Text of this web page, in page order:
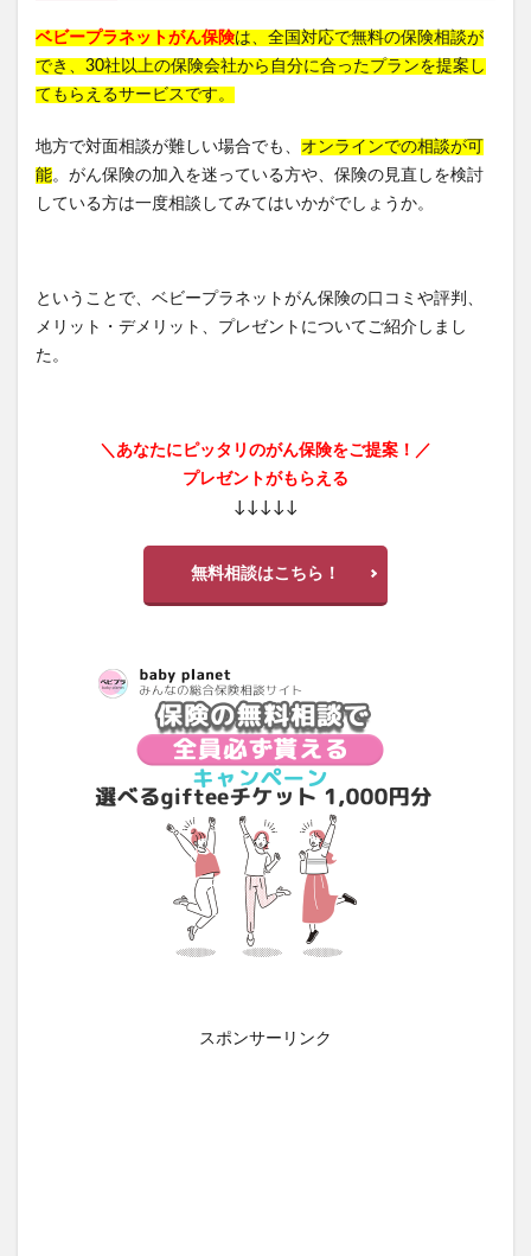
ベビープラネットがん保険は、全国対応で無料の保険相談が
でき、30社以上の保険会社から自分に合ったプランを提案し
てもらえるサービスです。
地方で対面相談が難しい場合でも、 オンラインでの相談が可
能。がん保険の加入を迷っている方や、保険の見直しを検討
している方は一度相談してみてはいかがでしょうか。
ということで、ベビープラネットがん保険の口コミや評判、
メリット・デメリット、プレゼントについてご紹介しまし
た。
＼あなたにピッタリのがん保険をご提案！／
プレゼントがもらえる
↓↓↓↓↓
無料相談はこちら！
スポンサーリンク